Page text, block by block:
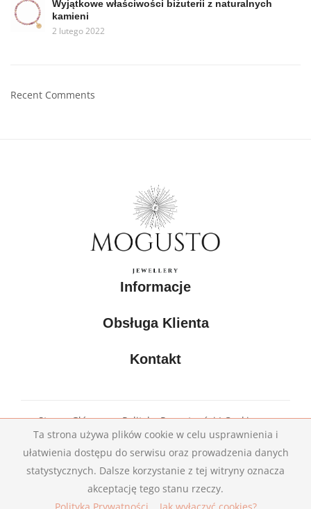
Ta strona używa plików cookie w celu usprawnienia i
ułatwienia dostępu do serwisu oraz prowadzenia danych
statystycznych. Dalsze korzystanie z tej witryny oznacza
akceptację tego stanu rzeczy.
Wyjątkowe właściwości biżuterii z naturalnych
kamieni
2 lutego 2022
Recent Comments
Informacje
Obsługa Klienta
Kontakt
Strona Główna
Polityka Prywatności I Cookies
Kontakt
Copyright © 2019 CodiTime. All Right Reserved.